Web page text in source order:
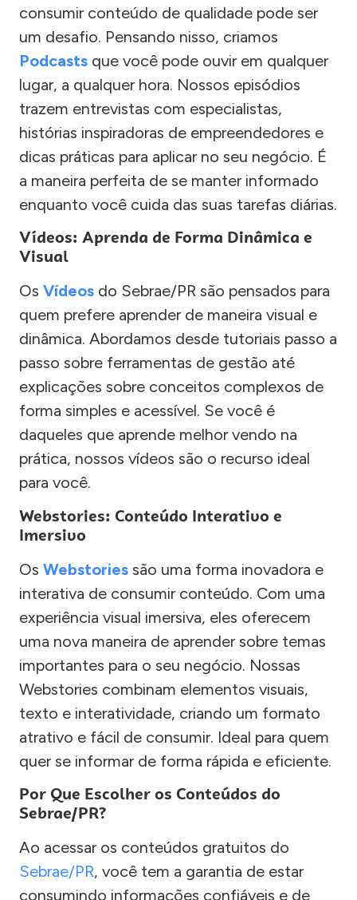
consumir conteúdo de qualidade pode ser
um desafio. Pensando nisso, criamos
Podcasts que você pode ouvir em qualquer
lugar, a qualquer hora. Nossos episódios
trazem entrevistas com especialistas,
histórias inspiradoras de empreendedores e
dicas práticas para aplicar no seu negócio. É
a maneira perfeita de se manter informado
enquanto você cuida das suas tarefas diárias.
Vídeos: Aprenda de Forma Dinâmica e
Visual
Os Vídeos do Sebrae/PR são pensados para
quem prefere aprender de maneira visual e
dinâmica. Abordamos desde tutoriais passo a
passo sobre ferramentas de gestão até
explicações sobre conceitos complexos de
forma simples e acessível. Se você é
daqueles que aprende melhor vendo na
prática, nossos vídeos são o recurso ideal
para você.
Webstories: Conteúdo Interativo e
Imersivo
Os Webstories são uma forma inovadora e
interativa de consumir conteúdo. Com uma
experiência visual imersiva, eles oferecem
uma nova maneira de aprender sobre temas
importantes para o seu negócio. Nossas
Webstories combinam elementos visuais,
texto e interatividade, criando um formato
atrativo e fácil de consumir. Ideal para quem
quer se informar de forma rápida e eficiente.
Por Que Escolher os Conteúdos do
Sebrae/PR?
Ao acessar os conteúdos gratuitos do
Sebrae/PR, você tem a garantia de estar
consumindo informações confiáveis e de